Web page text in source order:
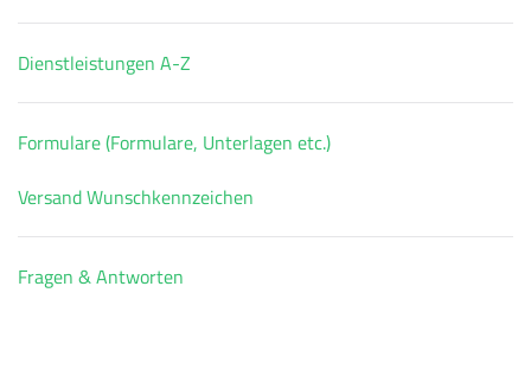
Dienstleistungen A-Z
Formulare (Formulare, Unterlagen etc.)
Versand Wunschkennzeichen
Fragen & Antworten